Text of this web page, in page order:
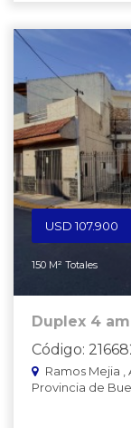
USD 107.900
150 M² Totales
Duplex 4
Código:
Ramos Mejia ,
Provincia de